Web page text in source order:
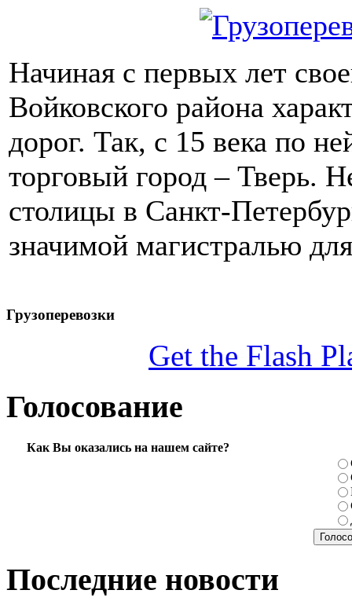
Начиная с первых лет
Войковского района
дорог. Так, с 15 века по
торговый город – Тверь.
столицы в Санкт-
значимой магистралью
Грузоперевозки
Get the Flash
Голосование
Как Вы оказались на нашем сайте?
Последние новости